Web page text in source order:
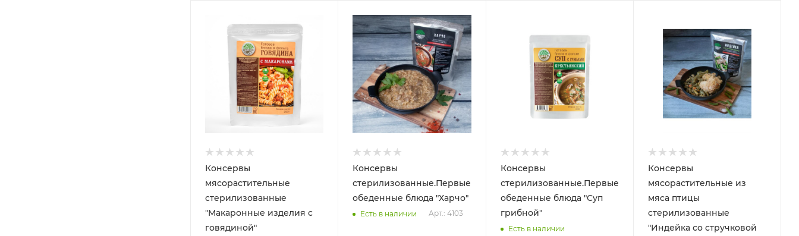
Консервы
мясорастительные
стерилизованные
"Макаронные изделия с
говядиной"
Консервы
стерилизованные.Первые
обеденные блюда "Харчо"
Есть в наличии Арт.: 4103
Консервы
стерилизованные.Первые
обеденные блюда "Суп
грибной"
Есть в наличии
Консервы
мясорастительные из
мяса птицы
стерилизованные
"Индейка со стручковой